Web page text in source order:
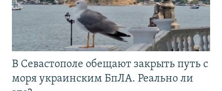
В Севастополе обещают закрыть путь с
моря украинским БпЛА. Реально ли